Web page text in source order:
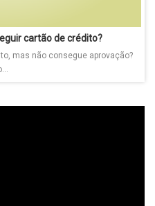
cartão de crédito?
mas não consegue aprovação?